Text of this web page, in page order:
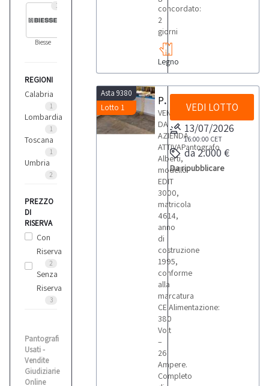
1
Biesse
REGIONI
Calabria
1
Lombardia
1
Toscana
1
Umbria
2
PREZZO
DI
RISERVA
Con
Riserva
2
Senza
Riserva
3
Pantografi
Usati -
Vendite
Giudiziarie
Online
concordato:
2
giorni
Legno
Asta 9380
Lotto 1
Pantografo Alberti EDIT 3000
VENDITA
DA
AZIENDA
ATTIVAPantografo
Alberti,
modello
EDIT
3000,
matricola
4614,
anno
di
costruzione
1995,
conforme
alla
marcatura
CE.Alimentazione:
380
Volt
–
26
Ampere.
Completo
VEDI LOTTO
13/07/2026
16:00:00 CET
da 2.000 €
Da ripubblicare